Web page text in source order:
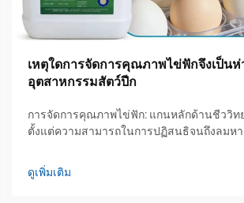
เหตุใดการจัดการคุณภาพไข่ฟักจึงเป็น
อุตสาหกรรมสัตว์ปีก
การจัดการคุณภาพไข่ฟัก: แกนหลักด้านชีววิท
ตั้งแต่ความสามารถในการปฏิสนธิจนถึงลมหา
ต่อผลตอบแทนจากการลงทุน (ROI) ของโรงฟั
ทางชีวภาพตั้งแต่ขั้นตอนการปฏิสนธิ แต่สิ่งที่แ
ดูเพิ่มเติม